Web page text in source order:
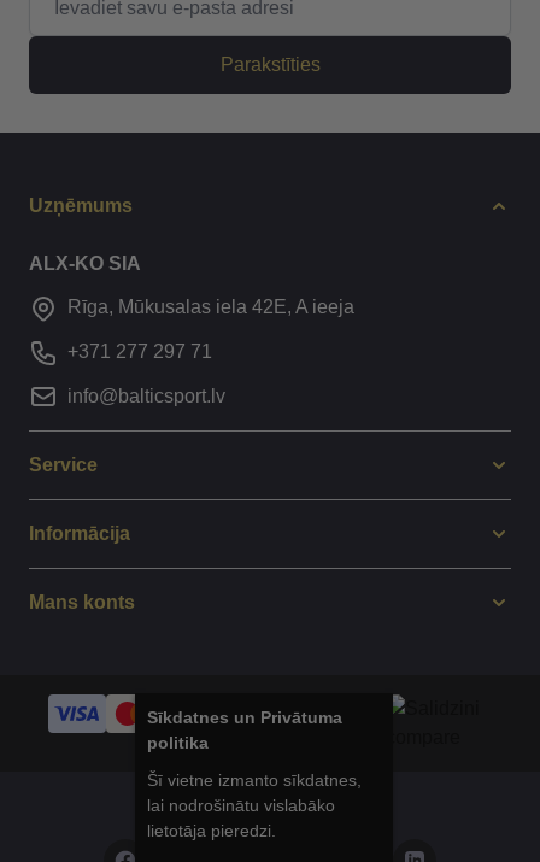
Parakstīties
Uzņēmums
ALX-KO SIA
Rīga, Mūkusalas iela 42E, A ieeja
+371 277 297 71
info@balticsport.lv
Service
Informācija
Mans konts
© 2014 - 2025 Balticsport.lv
Sīkdatnes un Privātuma
politika
Šī vietne izmanto sīkdatnes,
lai nodrošinātu vislabāko
lietotāja pieredzi.